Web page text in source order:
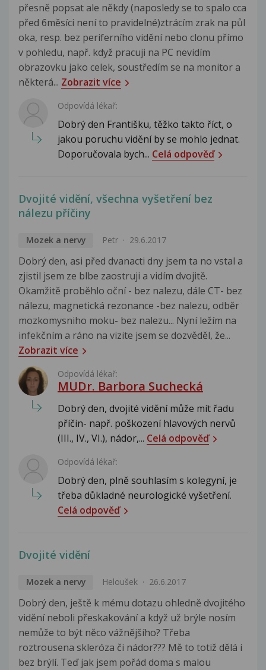
přesně popsat ale někdy (naposledy se to spalo cca
před 6měsíci není to pravidelné)ztrácím zrak na půl
oka, resp. bez periferního vidění nebo clonu přímo
v pohledu, např. když pracuji na PC nevidím
obrazovku jako celek, soustředím se na monitor a
některá... Zobrazit více
Odpovídá lékař:
Dobrý den Františku, těžko takto říct, o
jakou poruchu vidění by se mohlo jednat.
Doporučovala bych... Celá odpověď
Dvojité vidění, všechna vyšetření bez
nálezu příčiny
Mozek a nervy Petr 29.6.2017
Dobrý den, asi před dvanacti dny jsem ta no vstal a
zjistil jsem ze blbe zaostruji a vidím dvojitě.
Okamžitě proběhlo oční - bez nalezu, dále CT- bez
nálezu, magnetická rezonance -bez nalezu, odběr
mozkomysniho moku- bez nalezu... Nyní ležím na
infekčním a ráno na vizite jsem se dozvěděl, že...
Zobrazit více
Odpovídá lékař:
MUDr. Barbora Suchecká
Dobrý den, dvojité vidění může mít řadu
příčin- např. poškození hlavových nervů
(III., IV., VI.), nádor,... Celá odpověď
Odpovídá lékař:
Dobrý den, plně souhlasím s kolegyní, je
třeba důkladné neurologické vyšetření.
Celá odpověď
Dvojité vidění
Mozek a nervy Heloušek 26.6.2017
Dobrý den, ještě k mému dotazu ohledně dvojitého
vidění neboli přeskakování a když už brýle nosím
nemůže to být něco vážnějšího? Třeba
roztrousena skleróza či nádor??? Mě to totiž dělá i
bez brýlí. Teď jak jsem pořád doma s malou